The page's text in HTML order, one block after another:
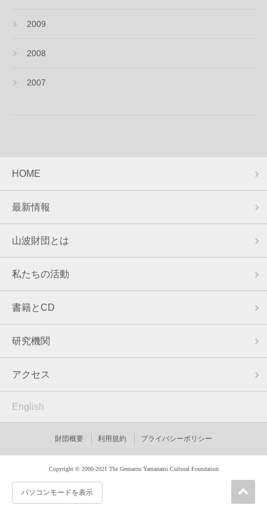
2009
2008
2007
HOME
最新情報
山波財団とは
私たちの活動
書籍とCD
研究機関
アクセス
English
財団概要 利用規約 プライバシーポリシー
Copyright © 2000-2021 The Gentarou Yamanami Cultural Foundation
パソコンモードを表示